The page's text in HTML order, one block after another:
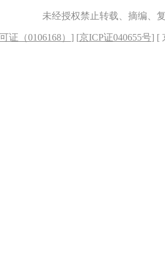
未经授权禁止转载、摘编、
证（0106168） ] [京ICP证040655号] [